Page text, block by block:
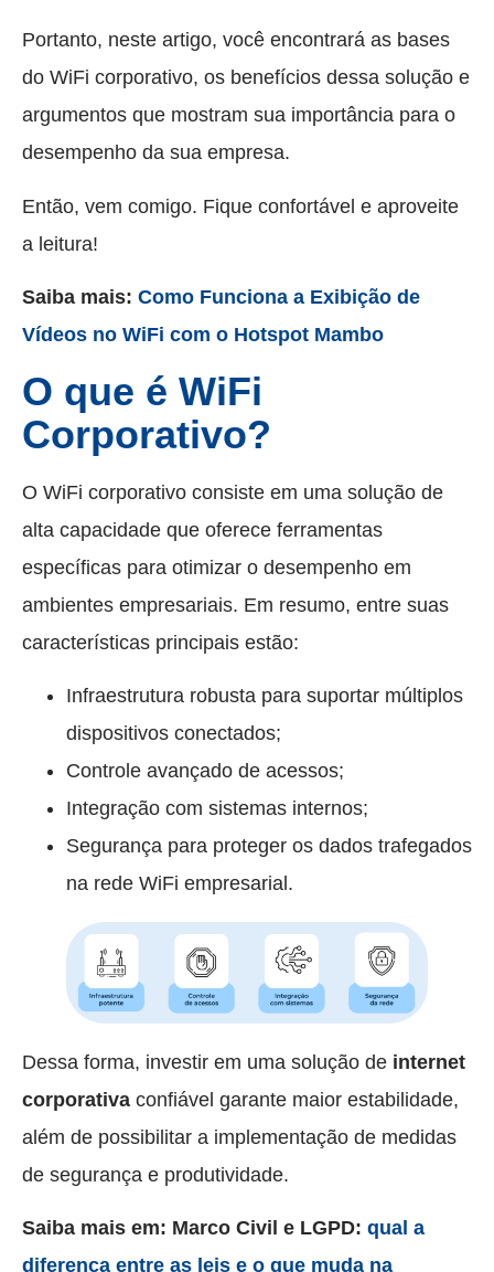
Portanto, neste artigo, você encontrará as bases
do WiFi corporativo, os benefícios dessa solução e
argumentos que mostram sua importância para o
desempenho da sua empresa.
Então, vem comigo. Fique confortável e aproveite
a leitura!
Saiba mais: Como Funciona a Exibição de
Vídeos no WiFi com o Hotspot Mambo
O que é WiFi
Corporativo?
O WiFi corporativo consiste em uma solução de
alta capacidade que oferece ferramentas
específicas para otimizar o desempenho em
ambientes empresariais. Em resumo, entre suas
características principais estão:
Infraestrutura robusta para suportar múltiplos
dispositivos conectados;
Controle avançado de acessos;
Integração com sistemas internos;
Segurança para proteger os dados trafegados
na rede WiFi empresarial.
Dessa forma, investir em uma solução de internet
corporativa confiável garante maior estabilidade,
além de possibilitar a implementação de medidas
de segurança e produtividade.
Saiba mais em: Marco Civil e LGPD: qual a
diferença entre as leis e o que muda na